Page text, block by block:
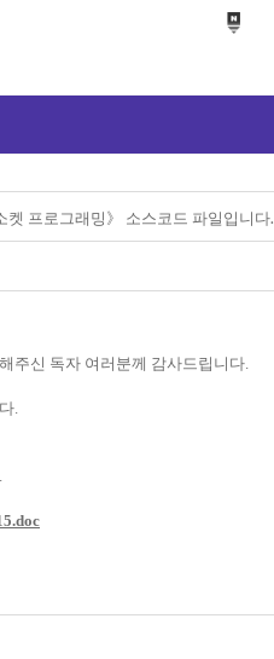
켓 프로그래밍》 소스코드 파일입니다.
주신 독자 여러분께 감사드립니다.
.